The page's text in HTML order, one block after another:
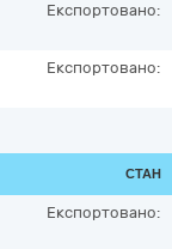
Експортовано:
Експортовано:
СТАН
Експортовано: